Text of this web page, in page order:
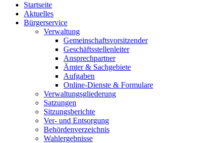
Startseite
Aktuelles
Bürgerservice
Verwaltung
Gemeinschaftsvorsitzender
Geschäftsstellenleiter
Ansprechpartner
Ämter & Sachgebiete
Aufgaben
Online-Dienste & Formulare
Verwaltungsgliederung
Satzungen
Sitzungsberichte
Ver- und Entsorgung
Behördenverzeichnis
Wahlergebnisse